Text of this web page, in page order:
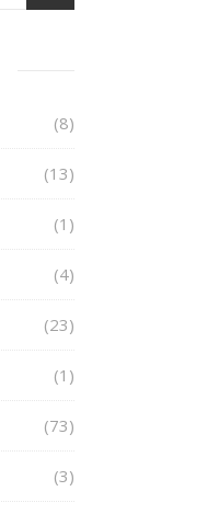
(8)
(13)
(1)
(4)
(23)
(1)
(73)
(3)